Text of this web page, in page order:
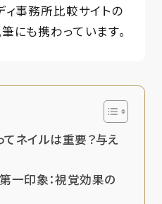
ィ事務所比較サイトの
にも携わっています。
てネイルは重要？与え
一印象：視覚効果の